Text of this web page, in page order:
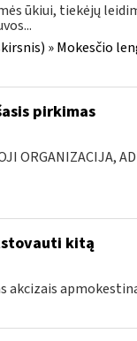
ūkiui, tiekėjų
» Mokesčio
pirkimas
ORGANIZACIJA,
kitą